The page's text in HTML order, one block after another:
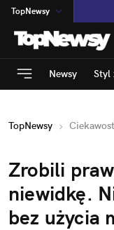
TopNewsy
na:Temat
INN:Poland
ASZ:dziennik
dad:HERO
Newsy Styl
TopNewsy
Zrobili
niewidkę.
bez użycia